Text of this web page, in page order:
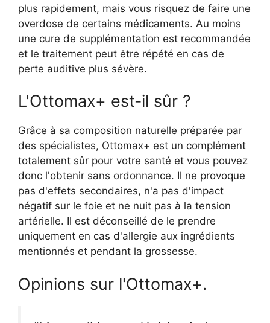
plus rapidement, mais vous risquez de faire une
overdose de certains médicaments. Au moins
une cure de supplémentation est recommandée
et le traitement peut être répété en cas de
perte auditive plus sévère.
L'Ottomax+ est-il sûr ?
Grâce à sa composition naturelle préparée par
des spécialistes, Ottomax+ est un complément
totalement sûr pour votre santé et vous pouvez
donc l'obtenir sans ordonnance. Il ne provoque
pas d'effets secondaires, n'a pas d'impact
négatif sur le foie et ne nuit pas à la tension
artérielle. Il est déconseillé de le prendre
uniquement en cas d'allergie aux ingrédients
mentionnés et pendant la grossesse.
Opinions sur l'Ottomax+.